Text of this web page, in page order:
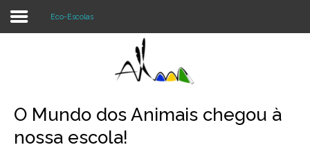
Register
Eco-Escolas
O Mundo dos Animais chegou à
nossa escola!